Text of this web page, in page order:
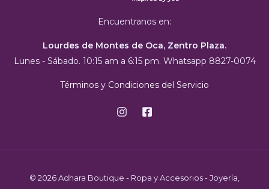
Encuentranos en:
Lourdes de Montes de Oca, Zentro Plaza.
Lunes - Sábado. 10:15 am a 6:15 pm. Whatsapp 8827-0074
Términos y Condiciones del Servicio
© 2026 Adhara Boutique - Ropa y Accesorios - Joyería,